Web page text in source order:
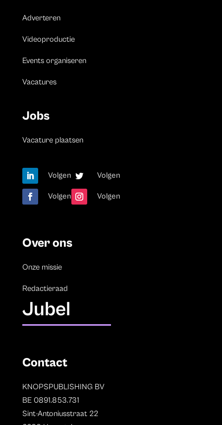
Adverteren
Videoproductie
Events organiseren
Vacatures
Jobs
Vacature plaatsen
Volgen Volgen
Volgen Volgen
Over ons
Onze missie
Redactieraad
Jubel
Contact
KNOPSPUBLISHING BV
BE 0891.853.731
Sint-Antoniusstraat 22